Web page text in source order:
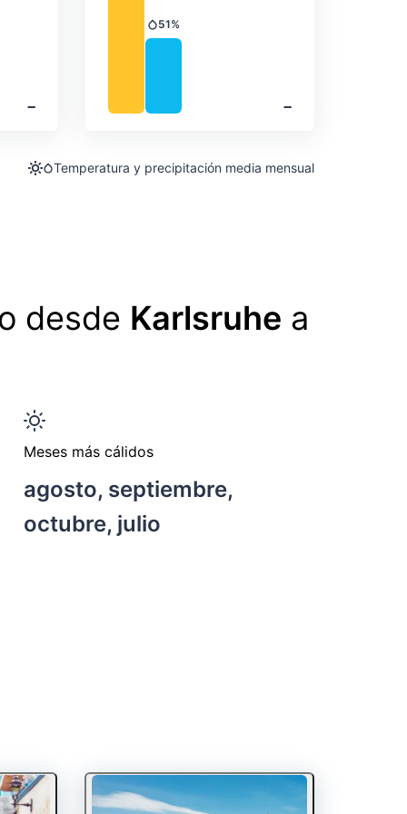
‐ ‐
Precipitación
51%
Temperatura y precipitación media mensual
desde Karlsruhe a
Meses más cálidos
agosto, septiembre,
octubre, julio